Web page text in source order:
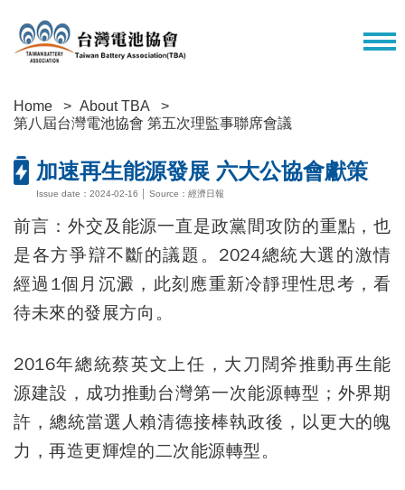
Home
About TBA
第八屆台灣電池協會 第五次理監事聯席會議
加速再生能源發展 六大公協會獻策
Issue date：2024-02-16 │ Source：經濟日報
前言：外交及能源一直是政黨間攻防的重點，也
是各方爭辯不斷的議題。2024總統大選的激情
經過1個月沉澱，此刻應重新冷靜理性思考，看
待未來的發展方向。
2016年總統蔡英文上任，大刀闊斧推動再生能
源建設，成功推動台灣第一次能源轉型；外界期
許，總統當選人賴清德接棒執政後，以更大的魄
力，再造更輝煌的二次能源轉型。